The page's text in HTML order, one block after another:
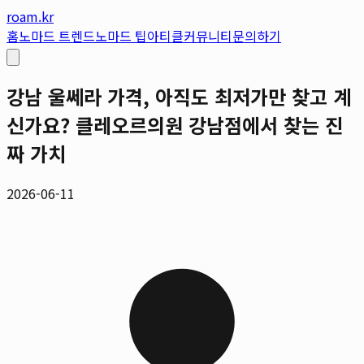
roam.kr
홈노마드 트렌드노마드 팁아티클커뮤니티문의하기
강남 울쎄라 가격, 아직도 최저가만 찾고 계
신가요? 클레오르의원 강남점에서 찾는 진
짜 가치
2026-06-11